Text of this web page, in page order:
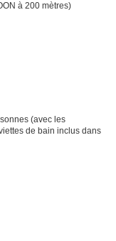
à 200 mètres)
(avec les
de bain inclus dans